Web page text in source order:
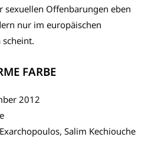
sexuellen Offenbarungen eben
nur im europäischen
FARBE
2012
Salim Kechiouche